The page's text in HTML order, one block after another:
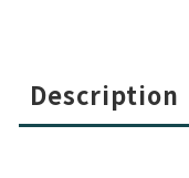
Description